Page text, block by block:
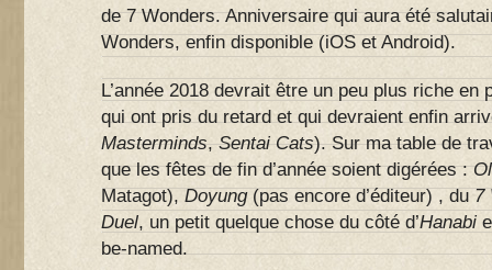
de 7 Wonders. Anniversaire qui aura été
Wonders, enfin disponible (iOS et Android).
L’année 2018 devrait être un peu plus riche
qui ont pris du retard et qui devraient enfin
Masterminds,Sentai Cats). Sur ma table de
que les fêtes de fin d’année soient digérées :
Matagot),Doyung(pas encore d’éditeur) , du7
Duel, un petit quelque chose du côté d’Hanabi
be-named.